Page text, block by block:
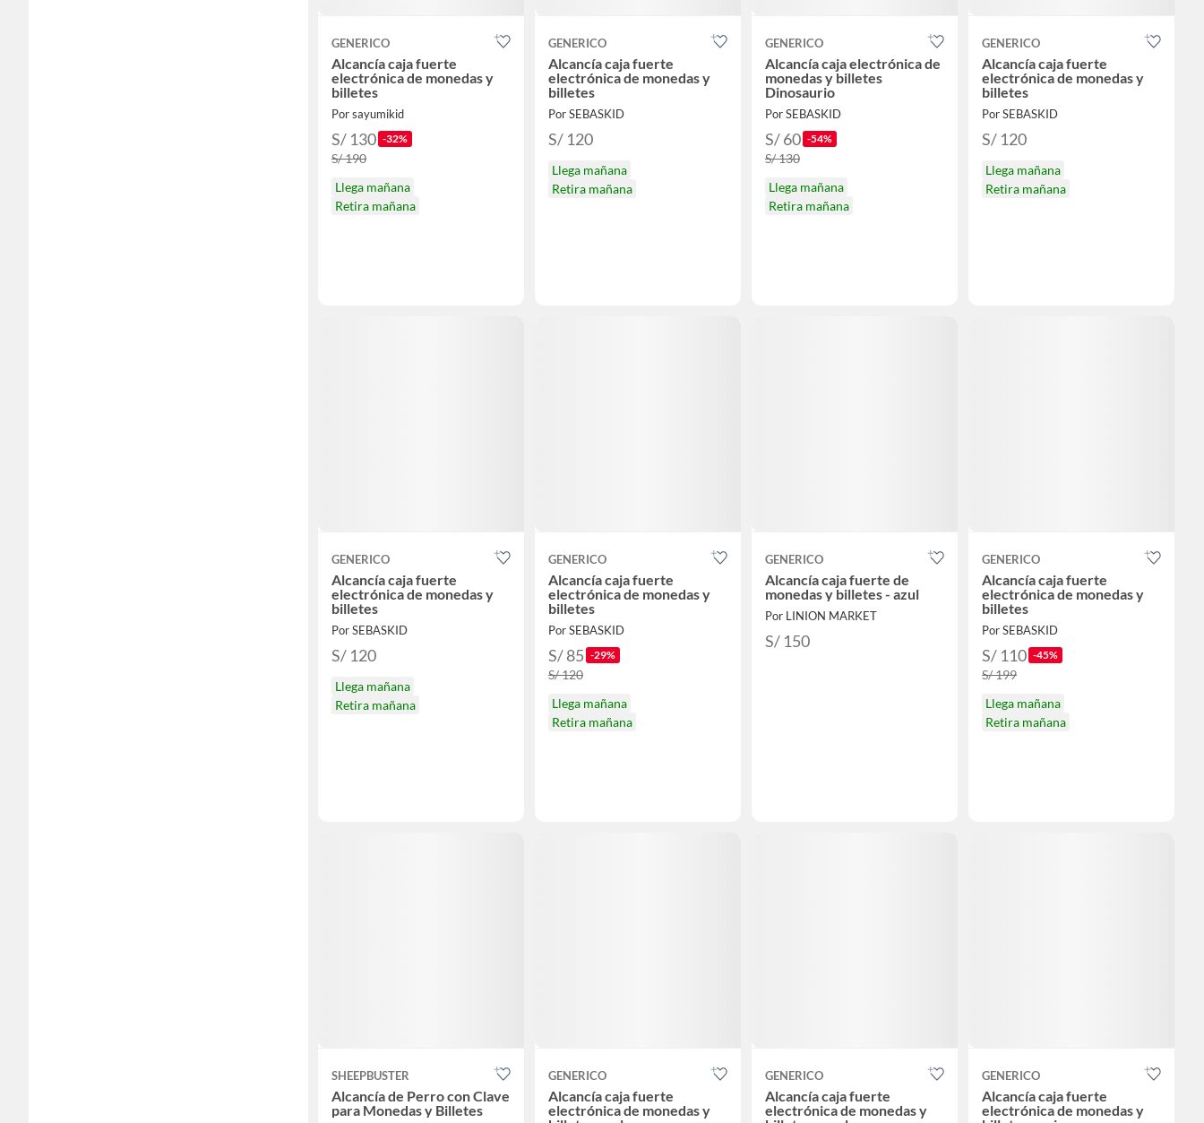
GENERICO
Alcancía caja fuerte
electrónica de monedas y
billetes
Por sayumikid
S/ 130 -32%
S/ 190
Llega mañana
Retira mañana
GENERICO
Alcancía caja fuerte
electrónica de monedas y
billetes
Por SEBASKID
S/ 120
Llega mañana
Retira mañana
GENERICO
Alcancía caja electrónica de
monedas y billetes
Dinosaurio
Por SEBASKID
S/ 60 -54%
S/ 130
Llega mañana
Retira mañana
GENERICO
Alcancía caja fuerte
electrónica de monedas y
billetes
Por SEBASKID
S/ 120
Llega mañana
Retira mañana
GENERICO
Alcancía caja fuerte
electrónica de monedas y
billetes
Por SEBASKID
S/ 120
Llega mañana
Retira mañana
GENERICO
Alcancía caja fuerte
electrónica de monedas y
billetes
Por SEBASKID
S/ 85 -29%
S/ 120
Llega mañana
Retira mañana
GENERICO
Alcancía caja fuerte de
monedas y billetes - azul
Por LINION MARKET
S/ 150
GENERICO
Alcancía caja fuerte
electrónica de monedas y
billetes
Por SEBASKID
S/ 110 -45%
S/ 199
Llega mañana
Retira mañana
SHEEPBUSTER
Alcancía de Perro con Clave
para Monedas y Billetes
GENERICO
Alcancía caja fuerte
electrónica de monedas y
GENERICO
Alcancía caja fuerte
electrónica de monedas y
GENERICO
Alcancía caja fuerte
electrónica de monedas y